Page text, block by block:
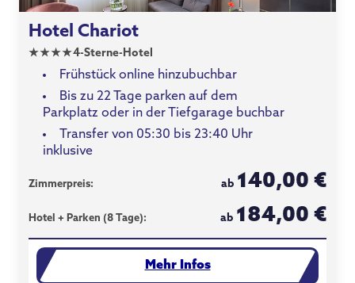
Hotel Chariot
★★★★4-Sterne-Hotel
Frühstück online hinzubuchbar
Bis zu 22 Tage parken auf dem
Parkplatz oder in der Tiefgarage buchbar
Transfer von 05:30 bis 23:40 Uhr
inklusive
Zimmerpreis: ab 140,00 €
Hotel + Parken (8 Tage): ab 184,00 €
Mehr Infos